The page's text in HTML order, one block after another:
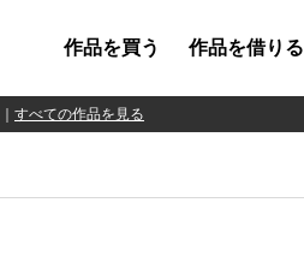
作品を買う 作品を借りる
すべての作品を見る